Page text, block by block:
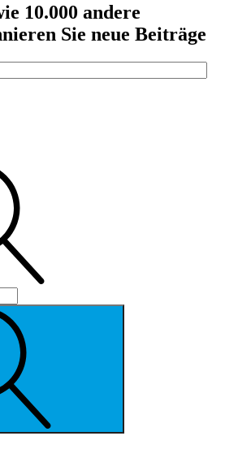
10.000 andere
Sie neue Beiträge